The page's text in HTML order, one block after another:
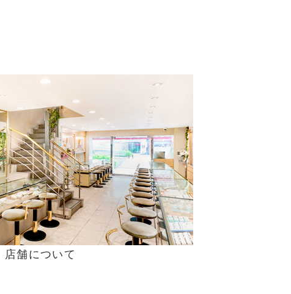
店舗について